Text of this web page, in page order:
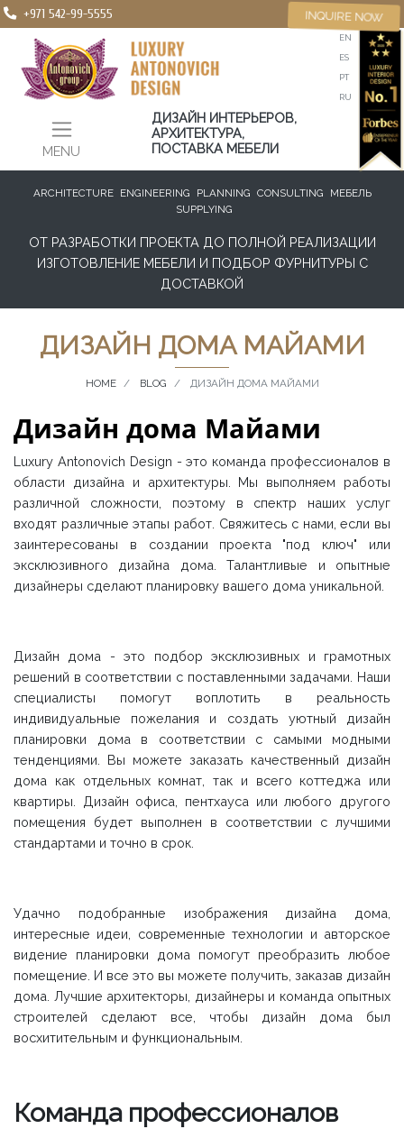
+971 542-99-5555
MENU
EN
ES
PT
RU
ДИЗАЙН ИНТЕРЬЕРОВ,
АРХИТЕКТУРА,
ПОСТАВКА МЕБЕЛИ
INQUIRE NOW
ARCHITECTURE ENGINEERING PLANNING CONSULTING
МЕБЕЛЬ
SUPPLYING
ОТ РАЗРАБОТКИ ПРОЕКТА ДО ПОЛНОЙ РЕАЛИЗАЦИИ
ИЗГОТОВЛЕНИЕ МЕБЕЛИ И ПОДБОР ФУРНИТУРЫ С
ДОСТАВКОЙ
ДИЗАЙН ДОМА МАЙАМИ
HOME BLOG ДИЗАЙН ДОМА МАЙАМИ
Дизайн дома Майами
Luxury Antonovich Design - это команда профессионалов в
области дизайна и архитектуры. Мы выполняем работы
различной сложности, поэтому в спектр наших услуг
входят различные этапы работ. Свяжитесь с нами, если вы
заинтересованы в создании проекта "под ключ" или
эксклюзивного дизайна дома. Талантливые и опытные
дизайнеры сделают планировку вашего дома уникальной.
Дизайн дома - это подбор эксклюзивных и грамотных
решений в соответствии с поставленными задачами. Наши
специалисты помогут воплотить в реальность
индивидуальные пожелания и создать уютный дизайн
планировки дома в соответствии с самыми модными
тенденциями. Вы можете заказать качественный дизайн
дома как отдельных комнат, так и всего коттеджа или
квартиры. Дизайн офиса, пентхауса или любого другого
помещения будет выполнен в соответствии с лучшими
стандартами и точно в срок.
Удачно подобранные изображения дизайна дома,
интересные идеи, современные технологии и авторское
видение планировки дома помогут преобразить любое
помещение. И все это вы можете получить, заказав дизайн
дома. Лучшие архитекторы, дизайнеры и команда опытных
строителей сделают все, чтобы дизайн дома был
восхитительным и функциональным.
Команда профессионалов